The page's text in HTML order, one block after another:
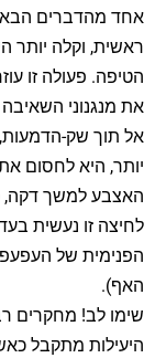
אחד מהדברים
ראשית, וקלה יותר
הטיפה. פעולה זו
את מנגנוני
אל תוך שק-
יותר, היא לחסום
האצבע למשך דקה,
לחיצה זו נעשית
הפנימית של
האף).
שימו לב! מחקרים
היעילות מתקבל